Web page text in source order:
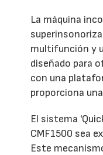
La máquina
multifunción y
diseñado para
con una
proporciona
El sistema
CMF1500 sea
Este